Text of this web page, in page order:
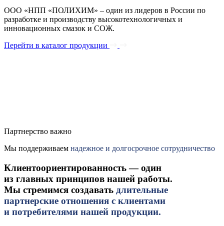
ООО «НПП «ПОЛИХИМ» – один из лидеров в России по
разработке и производству высокотехнологичных и
инновационных смазок и СОЖ.
Перейти в каталог продукции
Партнерство важно
Мы поддерживаем надежное и долгосрочное сотрудничество
Клиентоориентированность — один
из главных принципов нашей работы.
Мы стремимся создавать длительные
партнерские отношения с клиентами
и потребителями нашей продукции.